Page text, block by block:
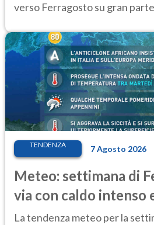
verso Ferragosto su gran
TENDENZA 7 Agosto 2026
Meteo: settimana di
via con caldo intenso
temporale
La tendenza meteo per la